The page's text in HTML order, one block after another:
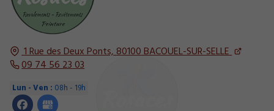
1 Rue des Deux Ponts, 80100 BACOUEL-SUR-SELLE
09 74 56 23 03
Lun - Ven : 08h - 19h